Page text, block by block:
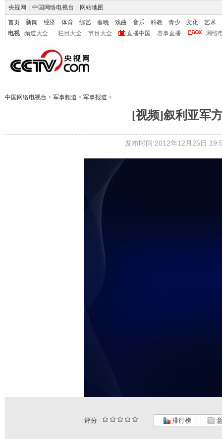
央视网 中国网络电视台 网站地图
首页 新闻 经济 体育 综艺 春晚 戏曲 音乐 科教 青少 文化
艺术
电视
频道大全 栏目大全 节目大全 直播中国 赛事直播 网络
中国网络电视台 > 军事频道 > 军事报道 >
[视频]叙利亚军
发布时间:2012年12月25日
评分 排行榜